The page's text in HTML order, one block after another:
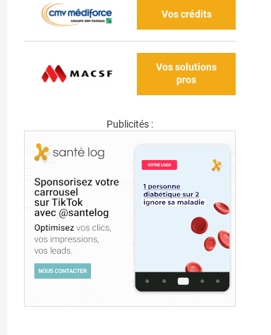
Vos crédits
Vos solutions
pros
Publicités :